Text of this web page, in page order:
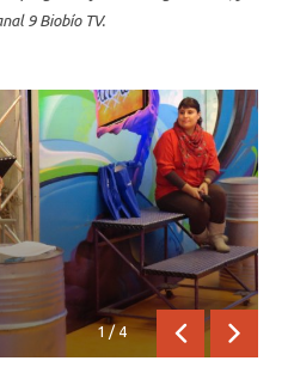
9 Biobío TV.
1/4
Anterior